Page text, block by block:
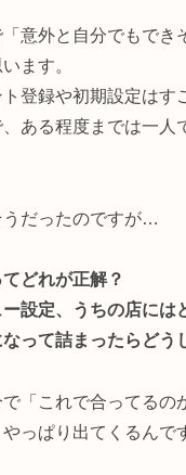
意外と自分でもでき
ます。
登録や初期設定はす
ある程度までは一人
うだったのですが…
どれが正解？
ー設定、うちの店には
なって詰まったらど
「これで合ってるの
っぱり出てくるんで